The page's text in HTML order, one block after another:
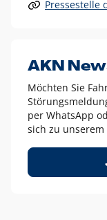
Alle anderen Logo-
Diese Ausnahmen
dem AKN
weißes
schwarzes
Um das Logo
Höhe bzw. Breite
Pressestelle
AKN
Möchten Sie
per WhatsApp
sich zu unserem